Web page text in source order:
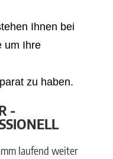
Ihnen bei
um Ihre
zu haben.
-
laufend weiter